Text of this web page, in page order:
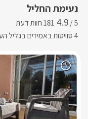
נעימת החליל
5 /
4.9
4 סוויטות באמירים בגליל העליון